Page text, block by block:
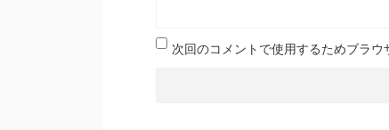
次回のコメントで使用するためブラウ